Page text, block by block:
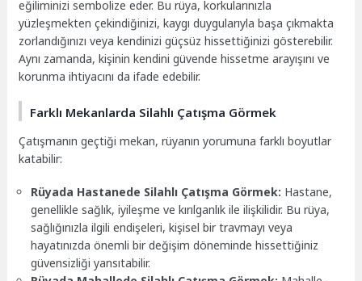
eğiliminizi sembolize eder. Bu rüya, korkularınızla
yüzleşmekten çekindiğinizi, kaygı duygularıyla başa çıkmakta
zorlandığınızı veya kendinizi güçsüz hissettiğinizi gösterebilir.
Aynı zamanda, kişinin kendini güvende hissetme arayışını ve
korunma ihtiyacını da ifade edebilir.
Farklı Mekanlarda Silahlı Çatışma Görmek
Çatışmanın geçtiği mekan, rüyanın yorumuna farklı boyutlar
katabilir:
Rüyada Hastanede Silahlı Çatışma Görmek: Hastane,
genellikle sağlık, iyileşme ve kırılganlık ile ilişkilidir. Bu rüya,
sağlığınızla ilgili endişeleri, kişisel bir travmayı veya
hayatınızda önemli bir değişim döneminde hissettiğiniz
güvensizliği yansıtabilir.